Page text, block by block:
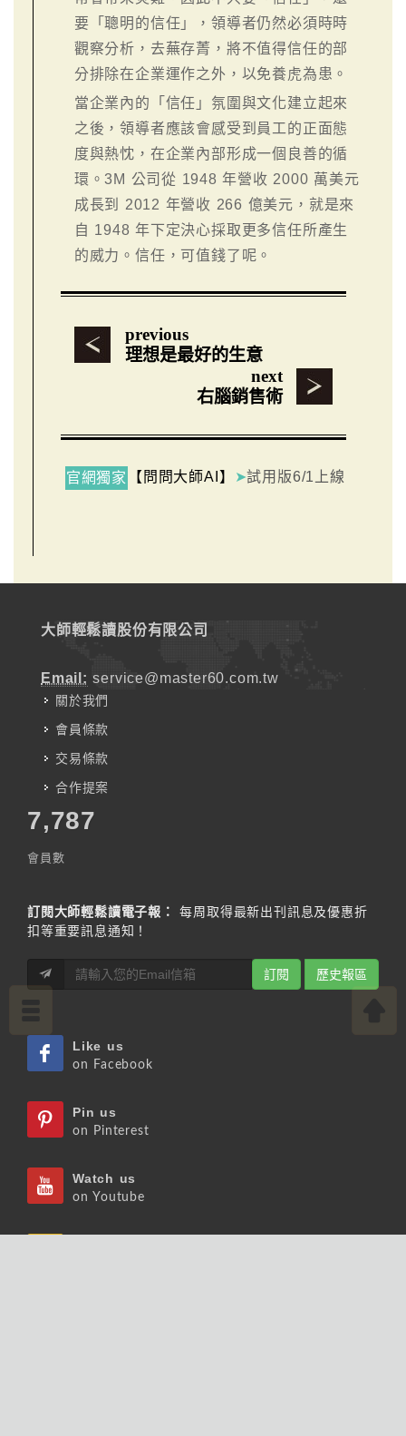
要「聰明的信任」，領導者仍然必須時時
觀察分析，去蕪存菁，將不值得信任的部
分排除在企業運作之外，以免養虎為患。
當企業內的「信任」氛圍與文化建立起來
之後，領導者應該會感受到員工的正面態
度與熱忱，在企業內部形成一個良善的循
環。3M 公司從 1948 年營收 2000 萬美元
成長到 2012 年營收 266 億美元，就是來
自 1948 年下定決心採取更多信任所產生
的威力。信任，可值錢了呢。
previous
理想是最好的生意
next
右腦銷售術
官網獨家 【問問大師AI】 ➤試用版6/1上線
大師輕鬆讀股份有限公司
Email: service@master60.com.tw
關於我們
會員條款
交易條款
合作提案
7,787
會員數
訂閱大師輕鬆讀電子報：
每周取得最新出刊訊息及優惠折
扣等重要訊息通知！
訂閱 歷史報區
Like us
on Facebook
Pin us
on Pinterest
Watch us
on Youtube